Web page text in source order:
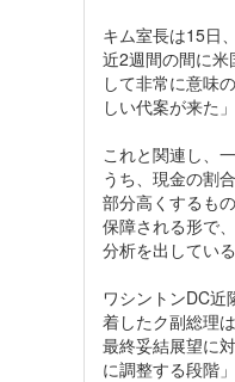
キム室長は15日
近2週間の間に
して非常に意味
しい代案が来た
これと関連し、
うち、現金の割
部分高くするも
保障される形で
分析を出している
ワシントンDC近
着したク副総理
最終妥結展望に
に調整する段階」